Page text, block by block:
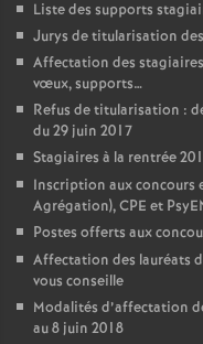
Liste des supports
Jurys de titularisation
Affectation des stagiaires
vœux, supports…
Refus de titularisation :
du 29 juin 2017
Stagiaires à la rentrée
Inscription aux concours
Agrégation), CPE et
Postes offerts aux
Affectation des lauréats
vous conseille
Modalités d’affectation
au 8 juin 2018